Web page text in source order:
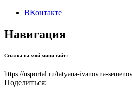
ВКонтакте
Навигация
Ссылка на мой мини-сайт:
https://nsportal.ru/tatyana-ivanovna-
Поделиться: